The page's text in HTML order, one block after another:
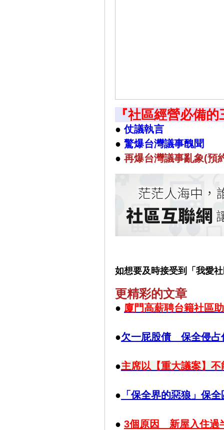
『社區經營必備
●仗議執言
● 驚爆台灣議事醜聞
● 再爆台灣議事亂象(預
如想要及時接受到「我愛
更精彩的文章
● 廈門高薪聘台籍社區
●欠一屁股債 保全侵占
●主席以【重大議案】
● 「保全界的惡狼」保
● 3個原因 ​新屋入住過